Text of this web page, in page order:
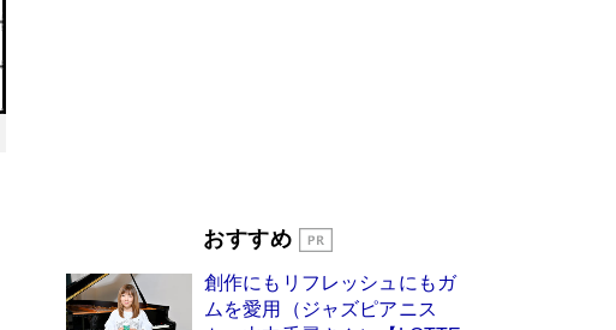
開発への関心を押し上げた18年の物語に幕 特装
Book Bang
おすすめ
創作にもリフレッシュにもガ
ムを愛用（ジャズピアニス